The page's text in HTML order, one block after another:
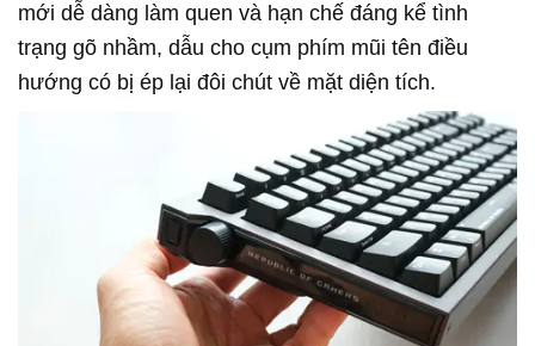
mới dễ dàng làm quen và hạn chế đáng kể tình
trạng gõ nhầm, dẫu cho cụm phím mũi tên điều
hướng có bị ép lại đôi chút về mặt diện tích.